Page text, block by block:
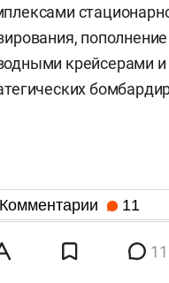
крейсерами и
Комментарии 11
11